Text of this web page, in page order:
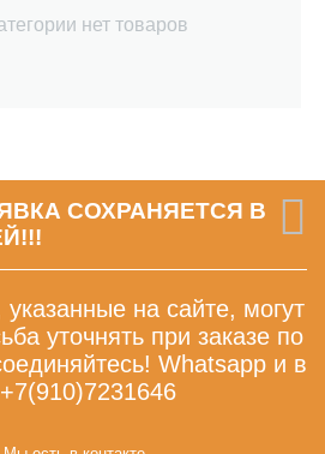
нет товаров
СОХРАНЯЕТСЯ В
на сайте, могут
уточнять при заказе по
Whatsapp и в